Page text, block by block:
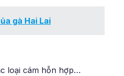
gà Hai Lai
loại cám hỗn hợp…